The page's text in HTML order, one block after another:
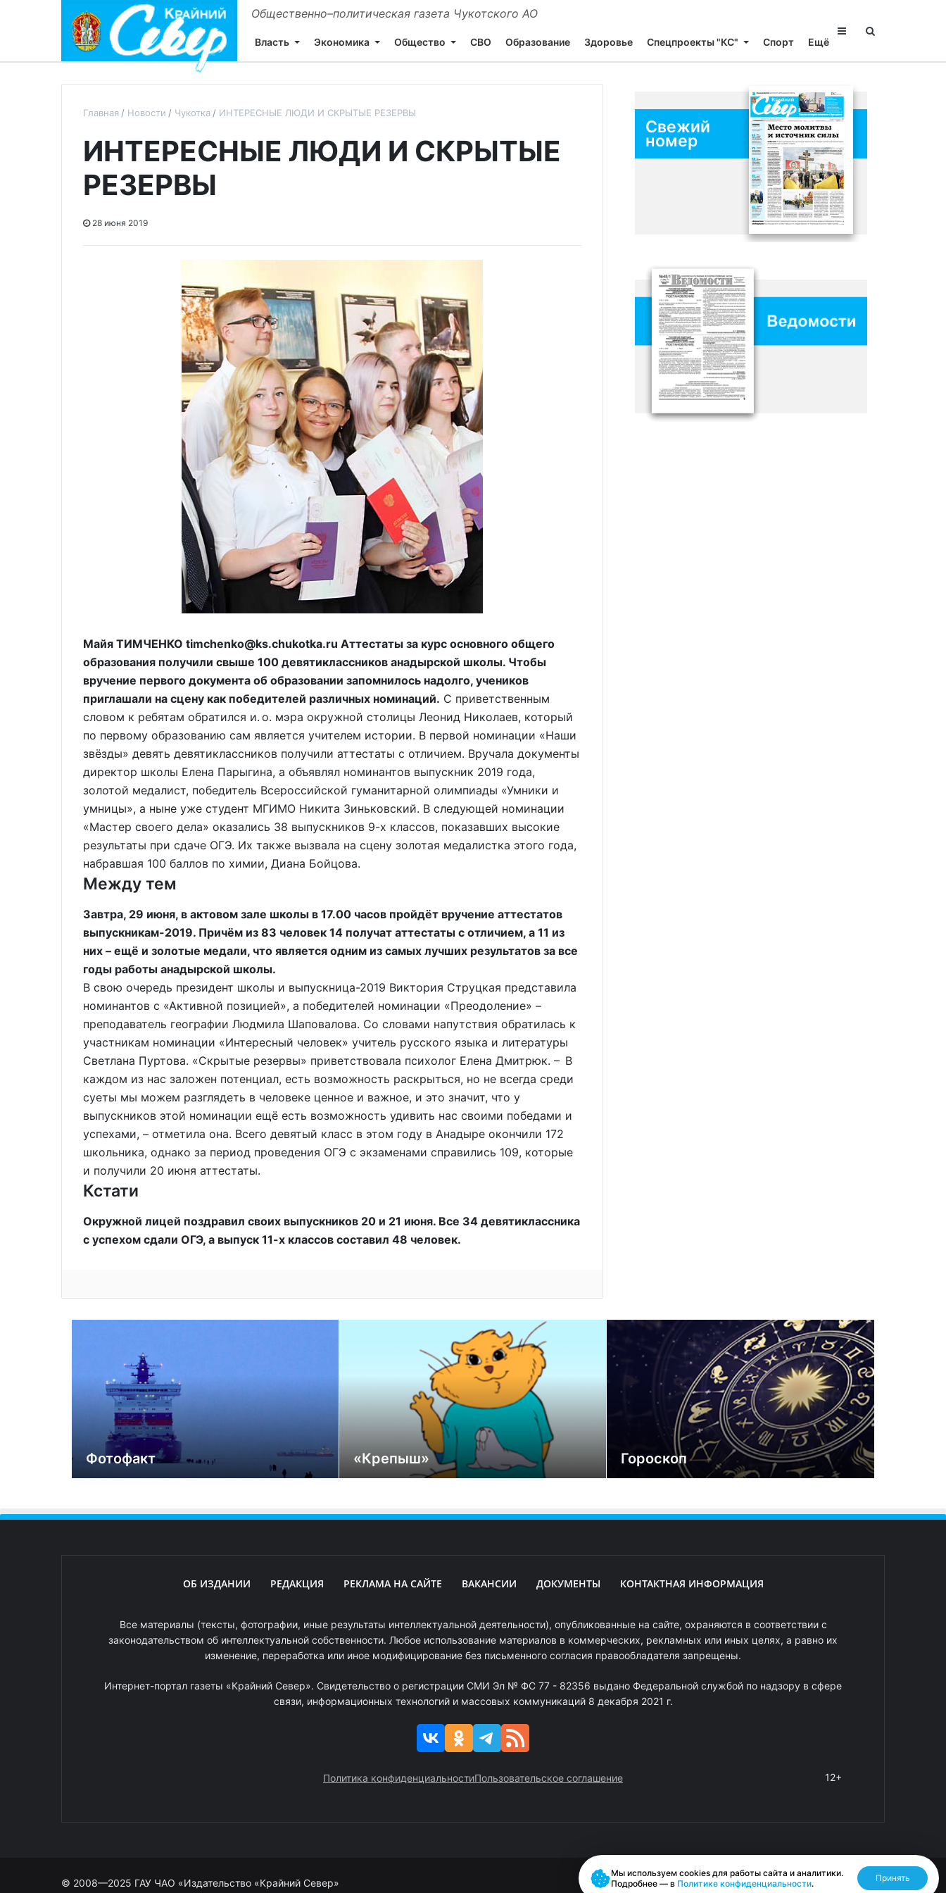
Общественно–политическая газета Чукотского АО
Власть Экономика Общество СВО Образование Здоровье Спецпроекты "КС" Спорт Ещё
Главная Новости Чукотка ИНТЕРЕСНЫЕ ЛЮДИ И СКРЫТЫЕ РЕЗЕРВЫ
ИНТЕРЕСНЫЕ ЛЮДИ И СКРЫТЫЕ
РЕЗЕРВЫ
28 июня 2019
Майя ТИМЧЕНКО timchenko@ks.chukotka.ru Аттестаты за курс основного общего
образования получили свыше 100 девятиклассников анадырской школы. Чтобы
вручение первого документа об образовании запомнилось надолго, учеников
приглашали на сцену как победителей различных номинаций. С приветственным
словом к ребятам обратился и. о. мэра окружной столицы Леонид Николаев, который
по первому образованию сам является учителем истории. В первой номинации «Наши
звёзды» девять девятиклассников получили аттестаты с отличием. Вручала документы
директор школы Елена Парыгина, а объявлял номинантов выпускник 2019 года,
золотой медалист, победитель Всероссийской гуманитарной олимпиады «Умники и
умницы», а ныне уже студент МГИМО Никита Зиньковский. В следующей номинации
«Мастер своего дела» оказались 38 выпускников 9-х классов, показавших высокие
результаты при сдаче ОГЭ. Их также вызвала на сцену золотая медалистка этого года,
набравшая 100 баллов по химии, Диана Бойцова.
Между тем
Завтра, 29 июня, в актовом зале школы в 17.00 часов пройдёт вручение аттестатов
выпускникам-2019. Причём из 83 человек 14 получат аттестаты с отличием, а 11 из
них – ещё и золотые медали, что является одним из самых лучших результатов за все
годы работы анадырской школы.
В свою очередь президент школы и выпускница-2019 Виктория Струцкая представила
номинантов с «Активной позицией», а победителей номинации «Преодоление» –
преподаватель географии Людмила Шаповалова. Со словами напутствия обратилась к
участникам номинации «Интересный человек» учитель русского языка и литературы
Светлана Пуртова. «Скрытые резервы» приветствовала психолог Елена Дмитрюк. – В
каждом из нас заложен потенциал, есть возможность раскрыться, но не всегда среди
суеты мы можем разглядеть в человеке ценное и важное, и это значит, что у
выпускников этой номинации ещё есть возможность удивить нас своими победами и
успехами, – отметила она. Всего девятый класс в этом году в Анадыре окончили 172
школьника, однако за период проведения ОГЭ с экзаменами справились 109, которые
и получили 20 июня аттестаты.
Кстати
Окружной лицей поздравил своих выпускников 20 и 21 июня. Все 34 девятиклассника
с успехом сдали ОГЭ, а выпуск 11-х классов составил 48 человек.
Свежий
номер
Фотофакт «Крепыш» Гороскоп
ОБ ИЗДАНИИ РЕДАКЦИЯ РЕКЛАМА НА САЙТЕ ВАКАНСИИ ДОКУМЕНТЫ КОНТАКТНАЯ ИНФОРМАЦИЯ
Все материалы (тексты, фотографии, иные результаты интеллектуальной деятельности), опубликованные на сайте, охраняются в соответствии с
законодательством об интеллектуальной собственности. Любое использование материалов в коммерческих, рекламных или иных целях, а равно их
изменение, переработка или иное модифицирование без письменного согласия правообладателя запрещены.
Интернет-портал газеты «Крайний Север». Свидетельство о регистрации СМИ Эл № ФС 77 - 82356 выдано Федеральной службой по надзору в сфере
связи, информационных технологий и массовых коммуникаций 8 декабря 2021 г.
Политика конфиденциальностиПользовательское соглашение 12+
© 2008—2025 ГАУ ЧАО «Издательство «Крайний Север» Разработано RASA
Мы используем cookies для работы сайта и аналитики.
Подробнее — в Политике конфиденциальности.
Принять